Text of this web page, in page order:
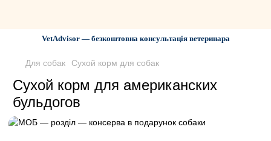
VetAdvisor — безкоштовна консультація ветеринара
Для собак Сухой корм для собак
Сухой корм для американских
бульдогов